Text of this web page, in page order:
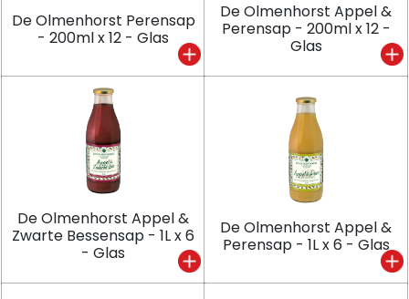
De Olmenhorst Perensap
- 200ml x 12 - Glas
De Olmenhorst Appel &
Perensap - 200ml x 12 -
Glas
De Olmenhorst Appel &
Zwarte Bessensap - 1L x 6
- Glas
De Olmenhorst Appel &
Perensap - 1L x 6 - Glas